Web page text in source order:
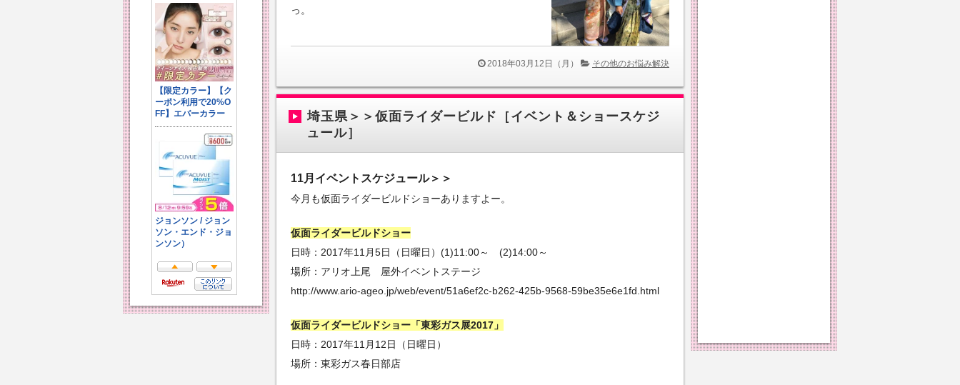
っ。
2018年03月12日（月） その他のお悩み解決
埼玉県＞＞仮面ライダービルド［イベント＆ショースケジ
ュール］
11月イベントスケジュール＞＞
今月も仮面ライダービルドショーありますよー。
仮面ライダービルドショー
日時：2017年11月5日（日曜日）(1)11:00～ (2)14:00～
場所：アリオ上尾 屋外イベントステージ
http://www.ario-ageo.jp/web/event/51a6ef2c-b262-425b-9568-59be35e6e1fd.html
仮面ライダービルドショー「東彩ガス展2017」
日時：2017年11月12日（日曜日）
場所：東彩ガス春日部店